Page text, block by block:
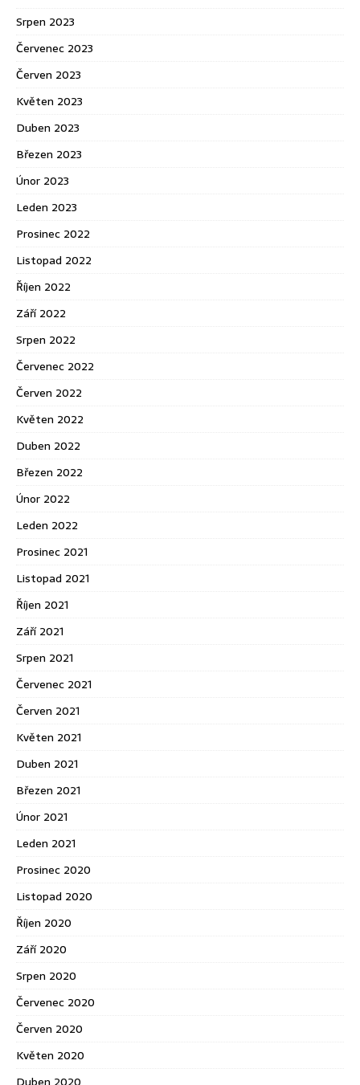
Srpen 2023
Červenec 2023
Červen 2023
Květen 2023
Duben 2023
Březen 2023
Únor 2023
Leden 2023
Prosinec 2022
Listopad 2022
Říjen 2022
Září 2022
Srpen 2022
Červenec 2022
Červen 2022
Květen 2022
Duben 2022
Březen 2022
Únor 2022
Leden 2022
Prosinec 2021
Listopad 2021
Říjen 2021
Září 2021
Srpen 2021
Červenec 2021
Červen 2021
Květen 2021
Duben 2021
Březen 2021
Únor 2021
Leden 2021
Prosinec 2020
Listopad 2020
Říjen 2020
Září 2020
Srpen 2020
Červenec 2020
Červen 2020
Květen 2020